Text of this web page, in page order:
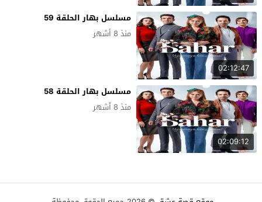
02:12:47
مسلسل بهار الحلقة 59
منذ 8 أشهر
02:09:12
مسلسل بهار الحلقة 58
منذ 8 أشهر